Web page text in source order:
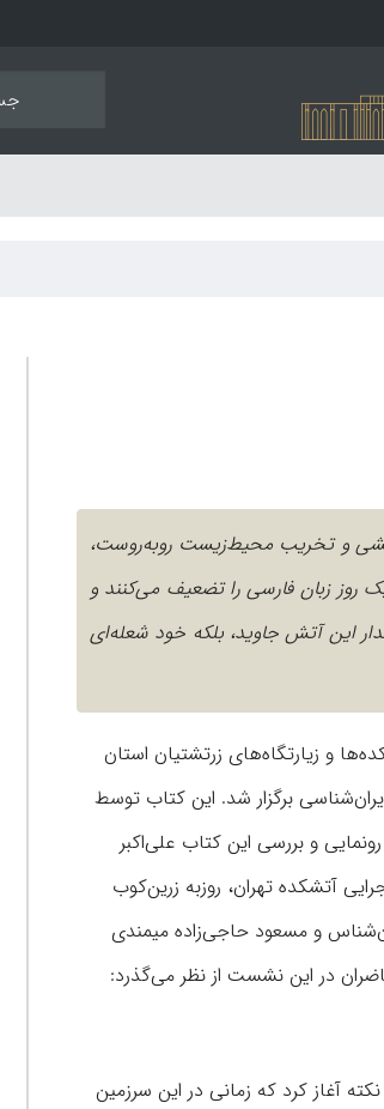
و تخریب محیط‌زیست روبه‌روست،
روز زبان فارسی را تضعیف می‌کنند و
این آتش جاوید، بلکه خود شعله‌ای
و زیارتگاه‌های زرتشتیان استان
عصر چهارشنبه ۱۲ شهریورماه در بنیاد ایران‌شناسی برگزار شد. این کتاب توسط
و بررسی این کتاب علی‌اکبر
آتشکده تهران، روزبه زرین‌کوب
و مسعود حاجی‌زاده میمندی
در این نشست از نظر می‌گذرد:
آغاز کرد که زمانی در این سرزمین